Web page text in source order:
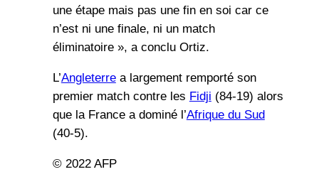
une étape mais pas une fin en soi car ce
n’est ni une finale, ni un match
éliminatoire », a conclu Ortiz.
L’Angleterrea largement remporté son
premier match contre les Fidji (84-19) alors
que la France a dominé l’Afrique du Sud
(40-5).
© 2022 AFP